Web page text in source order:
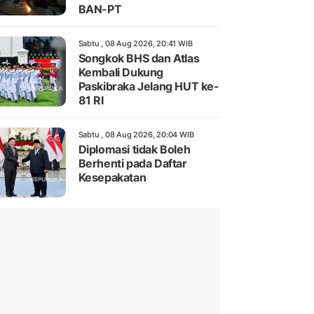
BAN-PT
Sabtu , 08 Aug 2026, 20:41 WIB
Songkok BHS dan Atlas
Kembali Dukung
Paskibraka Jelang HUT ke-
81 RI
Sabtu , 08 Aug 2026, 20:04 WIB
Diplomasi tidak Boleh
Berhenti pada Daftar
Kesepakatan